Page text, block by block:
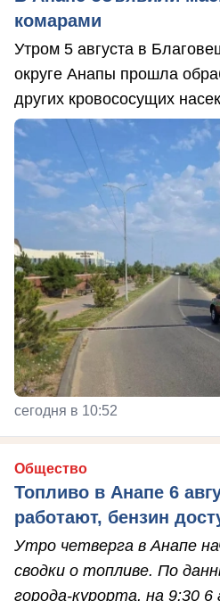
комарами
Утром 5 августа в
округе Анапы прошла
других кровососущих
сегодня в 10:52
Общество
Топливо в Анапе 6
работают, бензин
Утро четверга в Анапе
сводки о топливе. По
города-курорта, на 9:30 6